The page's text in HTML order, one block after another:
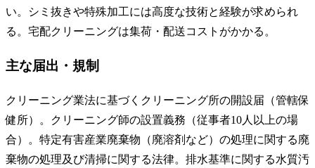
い。シミ抜きや特殊加工には高度な技術と経験が求められ
る。宅配クリーニングは集荷・配送コストがかかる。
主な届出・規制
クリーニング業法に基づくクリーニング所の開設届（管轄保
健所）。クリーニング師の設置義務（従事者10人以上の場
合）。特定有害産業廃棄物（廃溶剤など）の処理に関する廃
棄物の処理及び清掃に関する法律。排水基準に関する水質汚